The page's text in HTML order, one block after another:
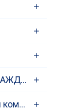
Душевые КАБИНЫ-ОГРАЖДЕНИЯ-ПОДДОНЫ
Аксессуары для ванной комнаты